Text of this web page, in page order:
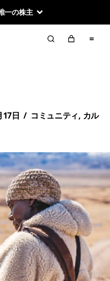
一の株主
17日 / コミュニティ, カル